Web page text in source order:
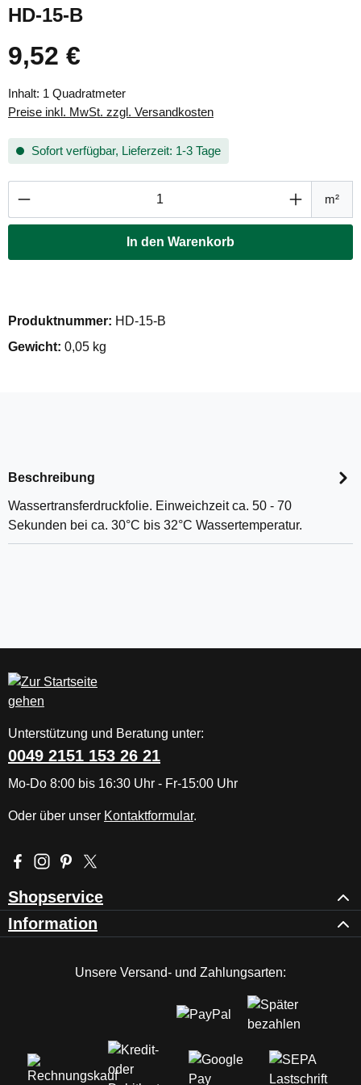
HD-15-B
Regulärer Preis:
9,52 €
Inhalt: 1 Quadratmeter
Preise inkl. MwSt. zzgl. Versandkosten
Sofort verfügbar, Lieferzeit: 1-3 Tage
Produkt Anzahl: Gib den gewünschten m²
In den Warenkorb
Produktnummer: HD-15-B
Gewicht: 0,05 kg
Beschreibung
Wassertransferdruckfolie. Einweichzeit ca. 50 - 70
Sekunden bei ca. 30°C bis 32°C Wassertemperatur.
Unterstützung und Beratung unter:
0049 2151 153 26 21
Mo-Do 8:00 bis 16:30 Uhr - Fr-15:00 Uhr
Oder über unser Kontaktformular.
Besuche uns auf Facebook – öffnet in neuem Tab (externer
Schau auf Instagram vorbei – öffnet in neuem Tab
Lass dich auf Pinterest inspirieren – öffnet in neuem
Folge uns auf X – öffnet in neuem Tab (externer
Shopservice
Information
Unsere Versand- und Zahlungsarten: